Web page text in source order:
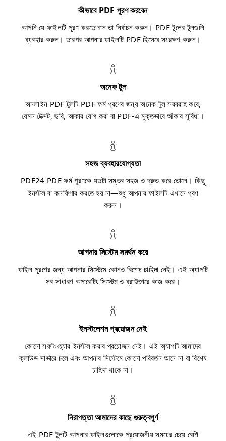
কীভাবে PDF পূরণ করবেন
আপনি যে ফাইলটি পূরণ করতে চান তা নির্বাচন করুন। PDF টুলের টুলগুলি
ব্যবহার করুন। তারপর আপনার ফাইলটি PDF হিসেবে সংরক্ষণ করুন।
অনেক টুল
অনলাইন PDF টুলটি PDF ফর্ম পূরণের জন্য অনেক টুল সরবরাহ করে,
যেমন টেক্সট, ছবি, আকার যোগ করা বা PDF-এ মুক্তভাবে আঁকার সুবিধা।
সহজ ব্যবহারযোগ্যতা
PDF24 PDF ফর্ম পূরণকে যতটা সম্ভব সহজ ও দ্রুত করে তোলে। কিছু
ইনস্টল বা কনফিগার করতে হয় না—শুধু আপনার ফাইলটি এখানে পূরণ
করুন।
আপনার সিস্টেম সমর্থন করে
ফাইল পূরণের জন্য আপনার সিস্টেমে কোনও বিশেষ চাহিদা নেই। এই অ্যাপটি
সব সাধারণ অপারেটিং সিস্টেম ও ব্রাউজারে কাজ করে।
ইনস্টলেশন প্রয়োজন নেই
কোনো সফটওয়্যার ইনস্টল করার প্রয়োজন নেই। এই অ্যাপটি আমাদের
ক্লাউড সার্ভারে চলে এবং আপনার সিস্টেমে কোনো পরিবর্তন আনে না বা বিশেষ
চাহিদা থাকে না।
নিরাপত্তা আমাদের কাছে গুরুত্বপূর্ণ
এই PDF টুলটি আপনার ফাইলগুলোকে প্রয়োজনীয় সময়ের চেয়ে বেশি